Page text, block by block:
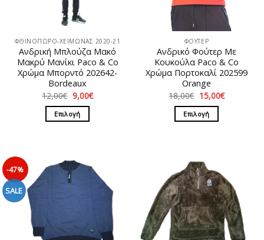
ΦΘΙΝΟΠΩΡΟ-ΧΕΙΜΩΝΑΣ 2020-21
Ανδρική Μπλούζα Mακό
Μακρύ Μανίκι Paco & Co
Χρώμα Μπορντό 202642-
Βordeaux
12,00€ Original
price
was:
12,00€.
9,00€Η
τρέχουσα
Επιλογή
έχει
πολλαπλές
παραλλαγές.
μπορούν
ΦΟΥΤΕΡ
Ανδρικό Φούτερ Με
Κουκούλα Paco & Co
Χρώμα Πορτοκαλί 202599
Orange
18,00€ Original
price
was:
18,00€.
15,00€Η
τρέχουσα
Επιλογή
έχει
πολλαπλές
παραλλαγές.
Οι
επιλογές
μπορούν
-47%
SALE